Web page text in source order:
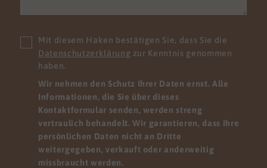
Mit diesem Haken bestätigen Sie, dass Sie die
Datenschutzerklärung zur Kenntnis genommen
haben.
Wir nehmen den Schutz Ihrer Daten ernst. Alle
Informationen, die Sie über dieses
Kontaktformular senden, werden streng
vertraulich behandelt. Wir garantieren, dass Ihre
persönlichen Daten nicht an Dritte
weitergegeben, verkauft oder anderweitig
missbraucht werden.